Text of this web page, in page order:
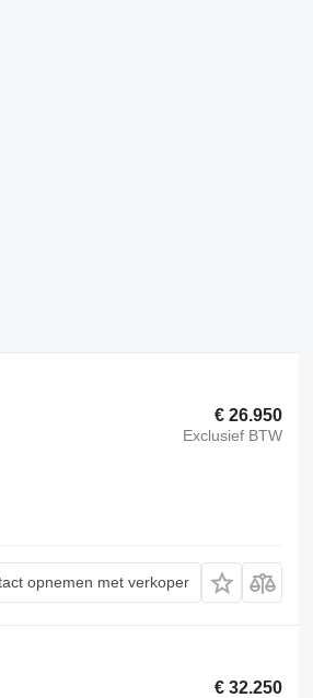
€ 26.950
Exclusief BTW
opnemen met verkoper
€ 32.250